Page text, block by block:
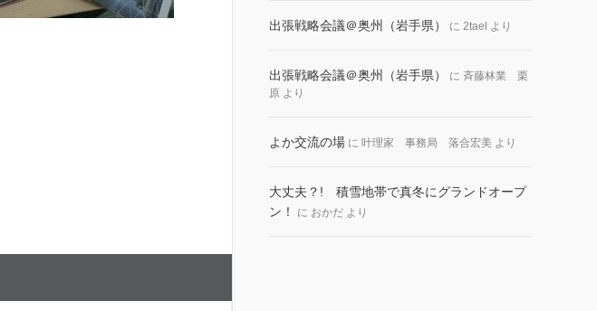
出張戦略会議＠奥州（岩手県） に 2tael より
出張戦略会議＠奥州（岩手県） に 斉藤林業 栗
原 より
よか交流の場 に 叶理家 事務局 落合宏美 より
大丈夫？! 積雪地帯で真冬にグランドオープ
ン！
に おかだ より